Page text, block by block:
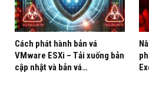
Cách phát hành bản vá
VMware ESXi – Tải xuống bản
cập nhật và bản vá…